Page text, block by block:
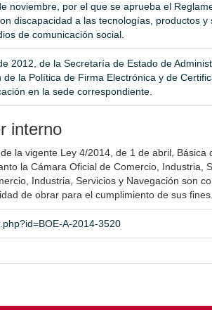
noviembre, por el que se aprueba el
discapacidad a las tecnologías, productos y
de comunicación social.
2012, de la Secretaría de Estado de
la Política de Firma Electrónica y de
en la sede correspondiente.
interno
la vigente Ley 4/2014, de 1 de abril, Básica
la Cámara Oficial de Comercio, Industria,
Industria, Servicios y Navegación son
de obrar para el cumplimiento de sus fines.
A-2014-3520